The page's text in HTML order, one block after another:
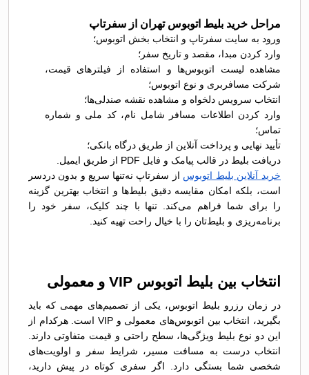
مراحل خرید بلیط اتوبوس تهران از سفرتاپ
ورود به سایت سفرتاپ و انتخاب بخش اتوبوس؛
وارد کردن مبدا، مقصد و تاریخ سفر؛
مشاهده لیست اتوبوس‌ها و استفاده از فیلترهای قیمت،
شرکت مسافربری و نوع اتوبوس؛
انتخاب سرویس دلخواه و مشاهده نقشه صندلی‌ها؛
وارد کردن اطلاعات مسافر شامل نام، کد ملی و شماره
تماس؛
تأیید نهایی و پرداخت آنلاین از طریق درگاه بانکی؛
دریافت بلیط در قالب پیامک و فایل PDF از طریق ایمیل.
خرید آنلاین بلیط اتوبوس از سفرتاپ نه‌تنها سریع و بدون دردسر
است، بلکه امکان مقایسه دقیق بلیط‌ها و انتخاب بهترین گزینه
را برای شما فراهم می‌کند. تنها با چند کلیک، سفر خود را
برنامه‌ریزی و بلیط‌تان را با خیال راحت تهیه کنید.
انتخاب بین بلیط اتوبوس VIP و معمولی
در زمان رزرو بلیط اتوبوس، یکی از تصمیم‌های مهمی که باید
بگیرید، انتخاب بین اتوبوس‌های معمولی و VIP است. هرکدام از
این دو نوع بلیط ویژگی‌ها، سطح راحتی و قیمت متفاوتی دارند.
انتخاب درست به مسافت مسیر، شرایط سفر و اولویت‌های
شخصی شما بستگی دارد. اگر سفری کوتاه در پیش دارید،